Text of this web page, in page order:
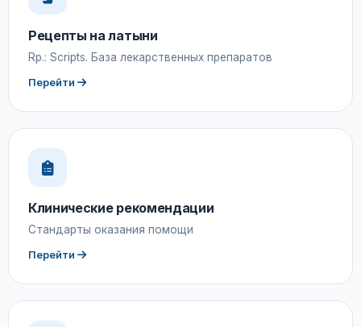
Рецепты на латыни
Rp.: Scripts. База лекарственных препаратов
Перейти
Клинические рекомендации
Стандарты оказания помощи
Перейти